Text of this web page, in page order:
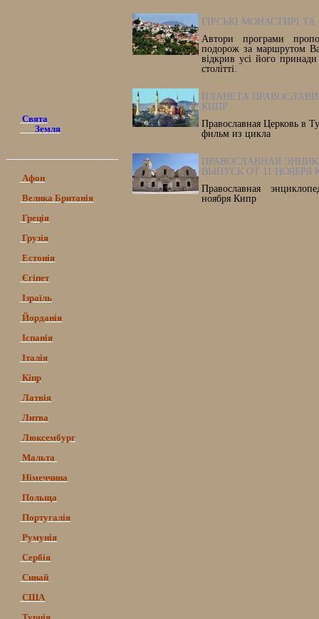
Свята
Земля
Афон
Велика Британія
Греція
Грузія
Естонія
Єгіпет
Ізраїль
Йорданія
Іспанія
Італія
Кіпр
Латвія
Литва
Люксембург
Мальта
Німеччина
Польща
Португалія
Румунія
Сербія
Синай
США
ГІРСЬКІ МОНАСТИРІ
Автори програми
подорож за маршрутом
відкрив усі його
столітті.
ПЛАНЕТА
КИПР
Православная Церковь в
фильм из цикла
ПРАВОСЛАВНАЯ
ВЫПУСК ОТ 11 НОЯБРЯ
Православная
ноября Кипр